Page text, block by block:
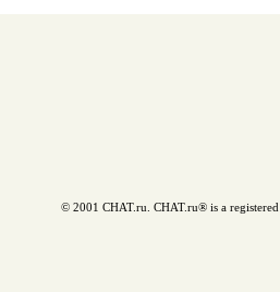
© 2001 CHAT.ru. CHAT.ru® is a